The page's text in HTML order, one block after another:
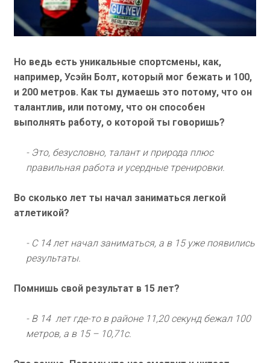
Но ведь есть уникальные спортсмены, как,
например, Усэйн Болт, который мог бежать и 100,
и 200 метров. Как ты думаешь это потому, что он
талантлив, или потому, что он способен
выполнять работу, о которой ты говоришь?
- Это, безусловно, талант и природа плюс
правильная работа и усердные тренировки.
Во сколько лет ты начал заниматься легкой
атлетикой?
- С 14 лет начал заниматься, а в 15 уже появились
результаты.
Помнишь свой результат в 15 лет?
- В 14 лет где-то в районе 11,20 секунд бежал 100
метров, а в 15 – 10,71с.